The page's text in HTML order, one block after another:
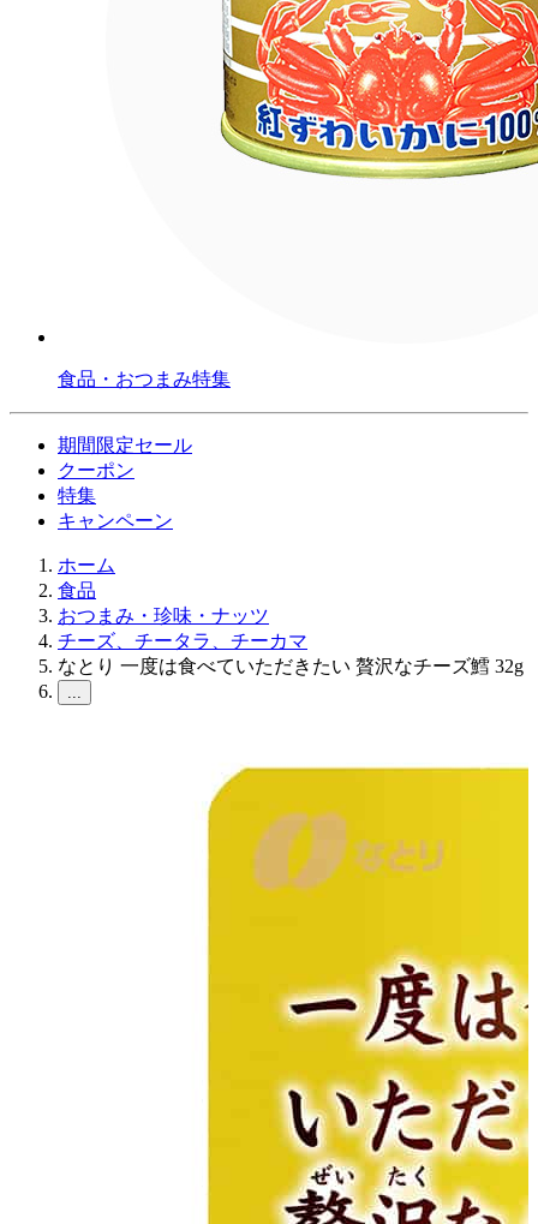
食品・おつまみ特集
期間限定セール
クーポン
特集
キャンペーン
ホーム
食品
おつまみ・珍味・ナッツ
チーズ、チータラ、チーカマ
なとり 一度は食べていただきたい 贅沢なチーズ鱈 32g
...